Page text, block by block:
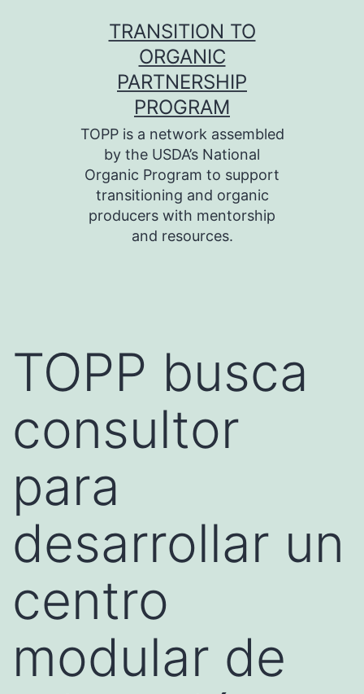
TRANSITION TO
ORGANIC
PARTNERSHIP
PROGRAM
TOPP is a network assembled
by the USDA’s National
Organic Program to support
transitioning and organic
producers with mentorship
and resources.
TOPP busca
consultor
para
desarrollar un
centro
modular de